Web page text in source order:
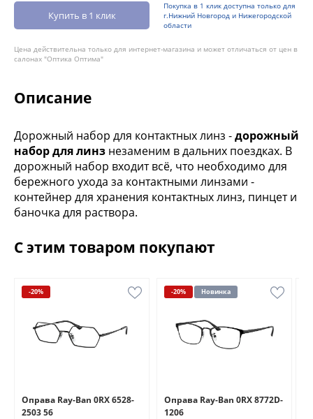
Купить в 1 клик
Покупка в 1 клик доступна только для
г.Нижний Новгород и Нижегородской
области
Цена действительна только для интернет-магазина и может отличаться от цен в
салонах "Оптика Оптима"
Описание
Дорожный набор для контактных линз -дорожный
набор для линз незаменим в дальних поездках. В
дорожный набор входит всё, что необходимо для
бережного ухода за контактными линзами -
контейнер для хранения контактных линз, пинцет и
баночка для раствора.
С этим товаром покупают
-20%
Оправа Ray-Ban 0RX 6528-
2503 56
-20% Новинка
Оправа Ray-Ban 0RX 8772D-
1206